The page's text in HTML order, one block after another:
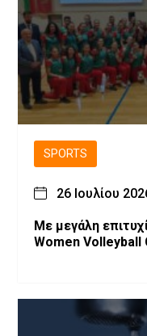
SPORTS
26 Ιουλίου
Με μεγάλη
Women Volleyball